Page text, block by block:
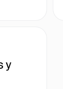
y